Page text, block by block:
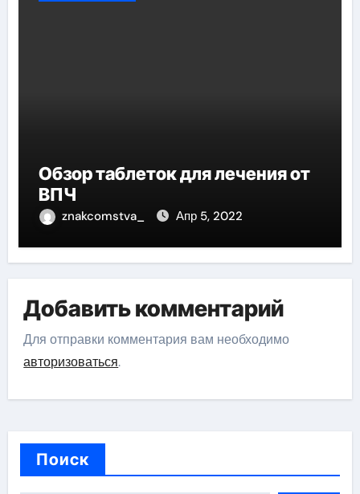
Обзор таблеток для лечения от
ВПЧ
znakcomstva_ Апр 5, 2022
Добавить комментарий
Для отправки комментария вам необходимо
авторизоваться.
Поиск